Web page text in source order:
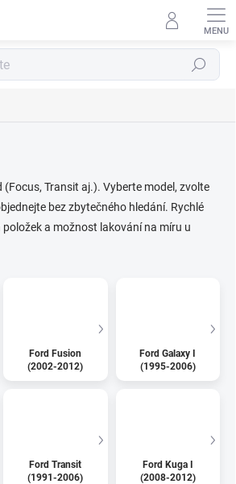
Hledat
(Focus, Transit aj.). Vyberte model, zvolte
bez zbytečného hledání. Rychlé
a možnost lakování na míru u
Ford Fusion
(2002-2012)
Ford Galaxy I
(1995-2006)
Ford Transit
(1991-2006)
Ford Kuga I
(2008-2012)